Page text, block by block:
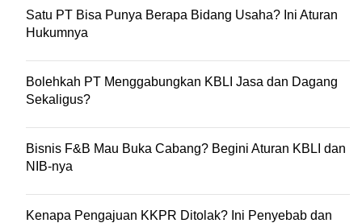
Satu PT Bisa Punya Berapa Bidang Usaha? Ini Aturan
Hukumnya
Bolehkah PT Menggabungkan KBLI Jasa dan Dagang
Sekaligus?
Bisnis F&B Mau Buka Cabang? Begini Aturan KBLI dan
NIB-nya
Kenapa Pengajuan KKPR Ditolak? Ini Penyebab dan